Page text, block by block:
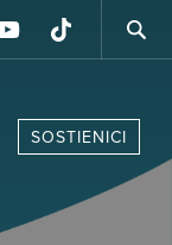
SOSTIENICI